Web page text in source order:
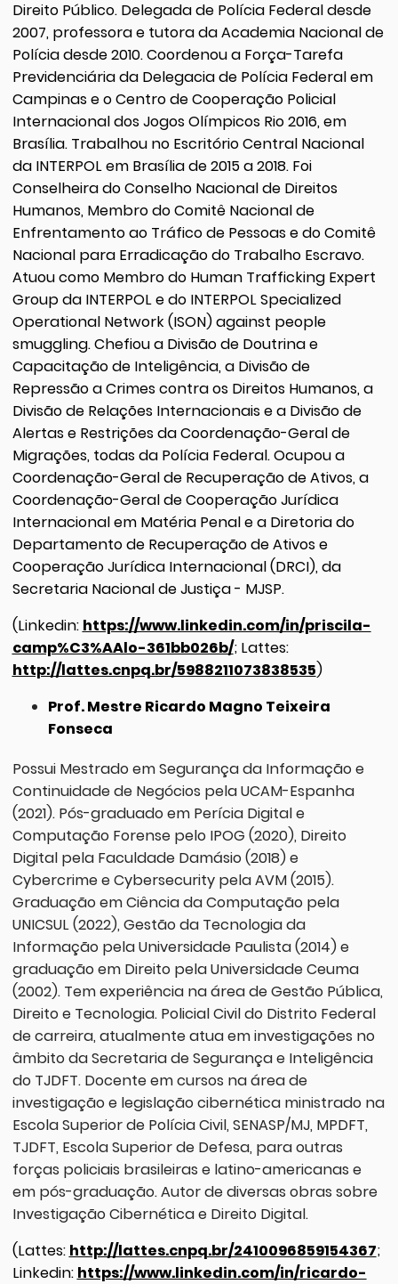
Direito Público. Delegada de Polícia Federal desde
2007, professora e tutora da Academia Nacional de
Polícia desde 2010. Coordenou a Força-Tarefa
Previdenciária da Delegacia de Polícia Federal em
Campinas e o Centro de Cooperação Policial
Internacional dos Jogos Olímpicos Rio 2016, em
Brasília. Trabalhou no Escritório Central Nacional
da INTERPOL em Brasília de 2015 a 2018. Foi
Conselheira do Conselho Nacional de Direitos
Humanos, Membro do Comitê Nacional de
Enfrentamento ao Tráfico de Pessoas e do Comitê
Nacional para Erradicação do Trabalho Escravo.
Atuou como Membro do Human Trafficking Expert
Group da INTERPOL e do INTERPOL Specialized
Operational Network (ISON) against people
smuggling. Chefiou a Divisão de Doutrina e
Capacitação de Inteligência, a Divisão de
Repressão a Crimes contra os Direitos Humanos, a
Divisão de Relações Internacionais e a Divisão de
Alertas e Restrições da Coordenação-Geral de
Migrações, todas da Polícia Federal. Ocupou a
Coordenação-Geral de Recuperação de Ativos, a
Coordenação-Geral de Cooperação Jurídica
Internacional em Matéria Penal e a Diretoria do
Departamento de Recuperação de Ativos e
Cooperação Jurídica Internacional (DRCI), da
Secretaria Nacional de Justiça - MJSP.
(Linkedin: https://www.linkedin.com/in/priscila-
camp%C3%AAlo-361bb026b/; Lattes:
http://lattes.cnpq.br/5988211073838535)
Prof. Mestre Ricardo Magno Teixeira
Fonseca
Possui Mestrado em Segurança da Informação e
Continuidade de Negócios pela UCAM-Espanha
(2021). Pós-graduado em Perícia Digital e
Computação Forense pelo IPOG (2020), Direito
Digital pela Faculdade Damásio (2018) e
Cybercrime e Cybersecurity pela AVM (2015).
Graduação em Ciência da Computação pela
UNICSUL (2022), Gestão da Tecnologia da
Informação pela Universidade Paulista (2014) e
graduação em Direito pela Universidade Ceuma
(2002). Tem experiência na área de Gestão Pública,
Direito e Tecnologia. Policial Civil do Distrito Federal
de carreira, atualmente atua em investigações no
âmbito da Secretaria de Segurança e Inteligência
do TJDFT. Docente em cursos na área de
investigação e legislação cibernética ministrado na
Escola Superior de Polícia Civil, SENASP/MJ, MPDFT,
TJDFT, Escola Superior de Defesa, para outras
forças policiais brasileiras e latino-americanas e
em pós-graduação. Autor de diversas obras sobre
Investigação Cibernética e Direito Digital.
(Lattes: http://lattes.cnpq.br/2410096859154367;
Linkedin: https://www.linkedin.com/in/ricardo-